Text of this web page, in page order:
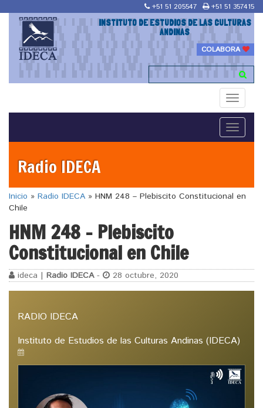
+51 51 205547 +51 51 357415
INSTITUTO DE ESTUDIOS DE LAS CULTURAS
ANDINAS
COLABORA
Toggle
Toggle
Radio IDECA
Inicio » Radio IDECA » HNM 248 – Plebiscito Constitucional en
Chile
HNM 248 – Plebiscito
Constitucional en Chile
ideca | Radio IDECA- 28 octubre, 2020
RADIO IDECA
Instituto de Estudios de las Culturas Andinas (IDECA)